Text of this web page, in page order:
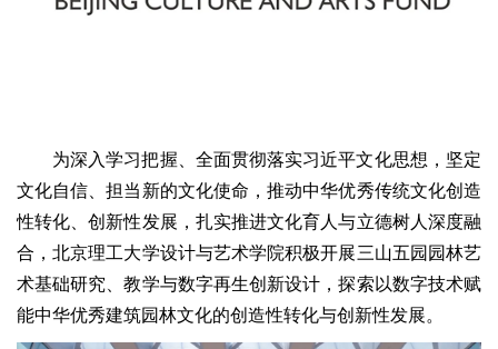
为深入学习把握、全面贯彻落实习近平文化思想，坚定
文化自信、担当新的文化使命，推动中华优秀传统文化创造
性转化、创新性发展，扎实推进文化育人与立德树人深度融
合，北京理工大学设计与艺术学院积极开展三山五园园林艺
术基础研究、教学与数字再生创新设计，探索以数字技术赋
能中华优秀建筑园林文化的创造性转化与创新性发展。